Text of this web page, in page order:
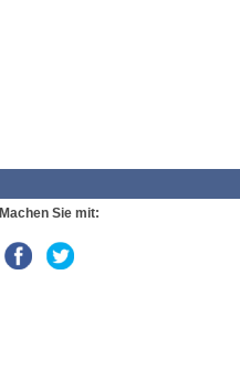
Machen Sie mit: